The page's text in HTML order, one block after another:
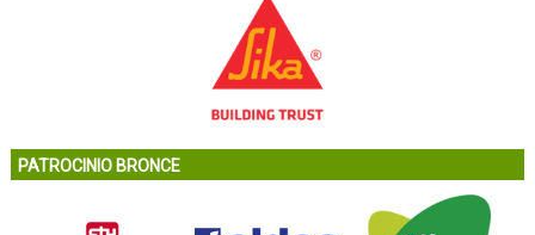
PATROCINIO BRONCE